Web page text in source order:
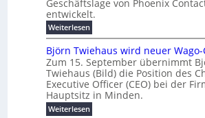
h
t
m
e
h
r
T
e
m
r
m
o
d
e
r
n
e
E
i
c
h
e
r
u
n
g
s
u
n
g
b
e
m
2
0
d
u
r
c
f
ü
h
r
u
n
g
Geschäftslage von Phoenix
entwickelt.
Weiterlesen:
U
m
s
a
z
w
a
c
Björn Twiehaus wird neuer Wago-
Zum 15. September übernimmt
Twiehaus (Bild) die Position des
Executive Officer (CEO) bei der
Hauptsitz in Minden.
Weiterlesen: